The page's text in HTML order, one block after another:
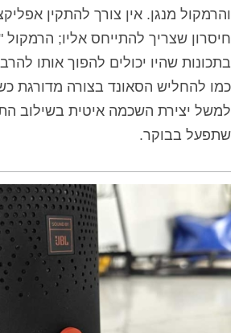
והרמקול מנגן. אין צורך להתקין
חיסרון שצריך להתייחס אליו; הרמקול
בתכונות שהיו יכולים להפוך אותו
כמו להחליש הסאונד בצורה מדורגת
למשל יצירת השכמה איטית בשילוב
שתפעל בבוקר.